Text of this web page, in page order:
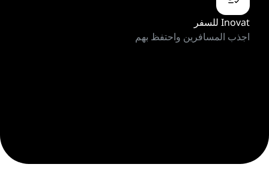
Inovat للسفر
اجذب المسافرين واحتفظ بهم